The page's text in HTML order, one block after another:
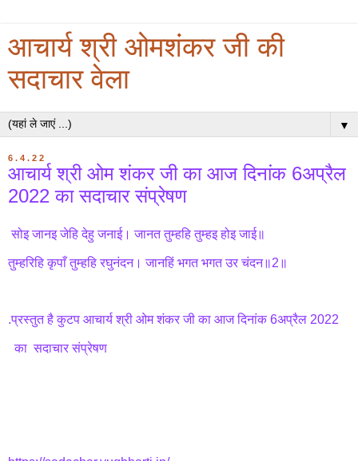
आचार्य श्री ओमशंकर जी की
सदाचार वेला
▼
6.4.22
आचार्य श्री ओम शंकर जी का आज दिनांक 6अप्रैल
2022 का सदाचार संप्रेषण
सोइ जानइ जेहि देहु जनाई। जानत तुम्हहि तुम्हइ होइ जाई॥
तुम्हरिहि कृपाँ तुम्हहि रघुनंदन। जानहिं भगत भगत उर चंदन॥2॥
.प्रस्तुत है कुटप आचार्य श्री ओम शंकर जी का आज दिनांक 6अप्रैल 2022
का सदाचार संप्रेषण